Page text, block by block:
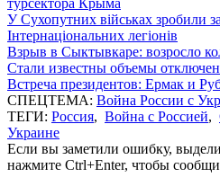
У Сухопутних військах зробили
Інтернаціональних легіонів
Взрыв в Сыктывкаре: возросло
Стали известны объемы
Встреча президентов: Ермак и
СПЕЦТЕМА: Война России с
ТЕГИ: Россия, Война с Россией,
Украине
Если вы заметили ошибку,
нажмите Ctrl+Enter, чтобы